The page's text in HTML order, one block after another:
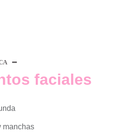
faciales
manchas